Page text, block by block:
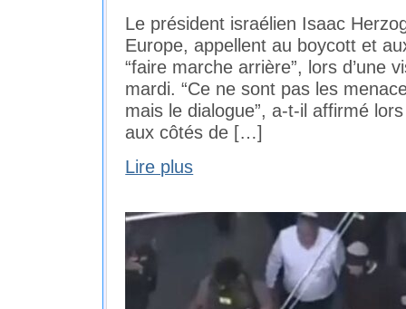
Le président israélien Isaac
Europe, appellent au boycott et
“faire marche arrière”, lors d’une
mardi. “Ce ne sont pas les
mais le dialogue”, a-t-il affirmé
aux côtés de […]
Lire plus